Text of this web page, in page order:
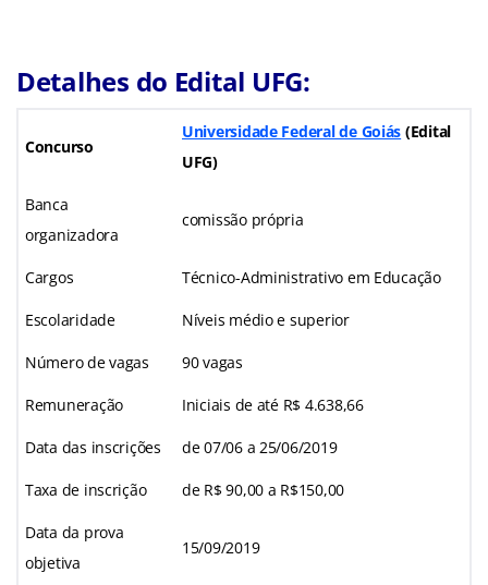
Detalhes do Edital UFG:
Concurso
Universidade Federal de Goiás (Edital
UFG)
Banca
organizadora
comissão própria
Cargos Técnico-Administrativo em Educação
Escolaridade Níveis médio e superior
Número de vagas 90 vagas
Remuneração Iniciais de até R$ 4.638,66
Data das inscrições de 07/06 a 25/06/2019
Taxa de inscrição de R$ 90,00 a R$150,00
Data da prova
objetiva
15/09/2019